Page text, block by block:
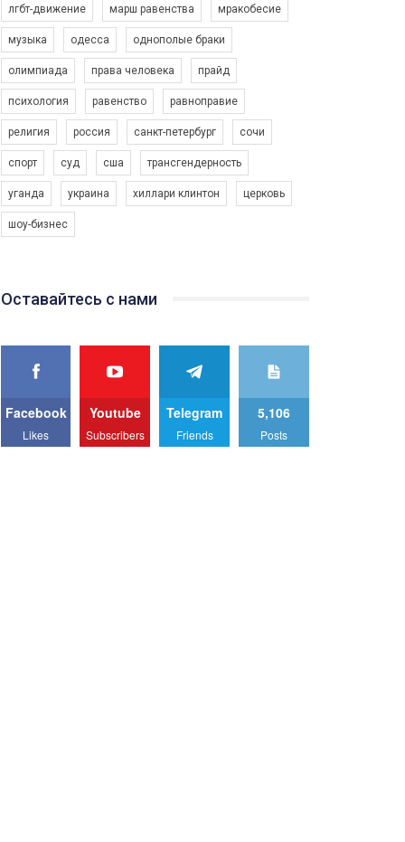
гомофобией и трансфобией ребята и девушки из
Кривого Рога провели социальный
эксперимент, сравнив реакцию на
представительницу ЛГБТ-комьюнити в двух
странах, в Германии (Мюнхен) и в Украине
(Кривой Рог).
Автор видео - Queer-студия.
6 Комментариев
лгбт-движение марш равенства мракобесие
музыка одесса однополые браки
олимпиада права человека прайд
психология равенство равноправие
религия россия санкт-петербург сочи
спорт суд сша трансгендерность
уганда украина хиллари клинтон церковь
шоу-бизнес
Оставайтесь с нами
Facebook
Likes
Youtube
Subscribers
Telegram
Friends
5,106
Posts